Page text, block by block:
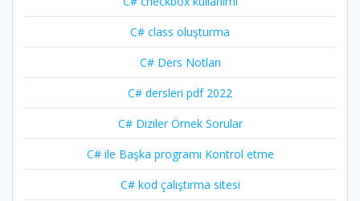
C# class oluşturma
C# Ders Notları
C# dersleri pdf 2022
C# Diziler Örnek Sorular
C# ile Başka programı Kontrol etme
C# kod çalıştırma sitesi